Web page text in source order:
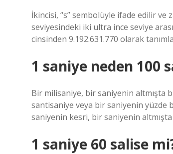
İkincisi, “s” sembolüyle ifade edilir
seviyesindeki iki ultra ince seviye
cinsinden 9.192.631.770 olarak
1 saniye neden 100
Bir milisaniye, bir saniyenin
santisaniye veya bir saniyenin
saniyenin kesri, bir saniyenin
1 saniye 60 salise